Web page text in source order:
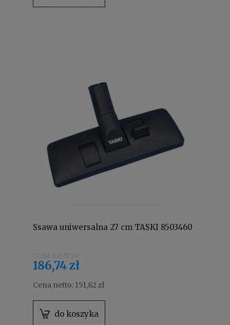
Ssawa uniwersalna 27 cm TASKI 8503460
186,74 zł
Cena netto: 151,82 zł
do koszyka